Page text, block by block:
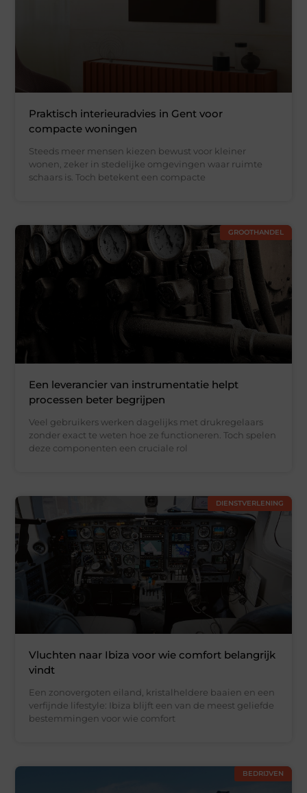
Praktisch interieuradvies in Gent voor
compacte woningen
Steeds meer mensen kiezen bewust voor kleiner
wonen, zeker in stedelijke omgevingen waar ruimte
schaars is. Toch betekent een compacte
GROOTHANDEL
Een leverancier van instrumentatie helpt
processen beter begrijpen
Veel gebruikers werken dagelijks met drukregelaars
zonder exact te weten hoe ze functioneren. Toch spelen
deze componenten een cruciale rol
DIENSTVERLENING
Vluchten naar Ibiza voor wie comfort belangrijk
vindt
Een zonovergoten eiland, kristalheldere baaien en een
verfijnde lifestyle: Ibiza blijft een van de meest geliefde
bestemmingen voor wie comfort
BEDRIJVEN